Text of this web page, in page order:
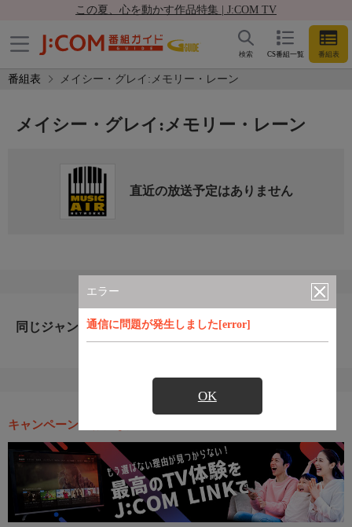
この夏、心を動かす作品特集 | J:COM TV
CS番組一覧 番組表
検索
番組表 メイシー・グレイ:メモリー・レーン
エラー
通信に問題が発生しました[error]
OK
メイシー・グレイ:メモリー・レーン
直近の放送予定はありません
同じジャンルのおすすめ番組
キャンペーン・お得な情報